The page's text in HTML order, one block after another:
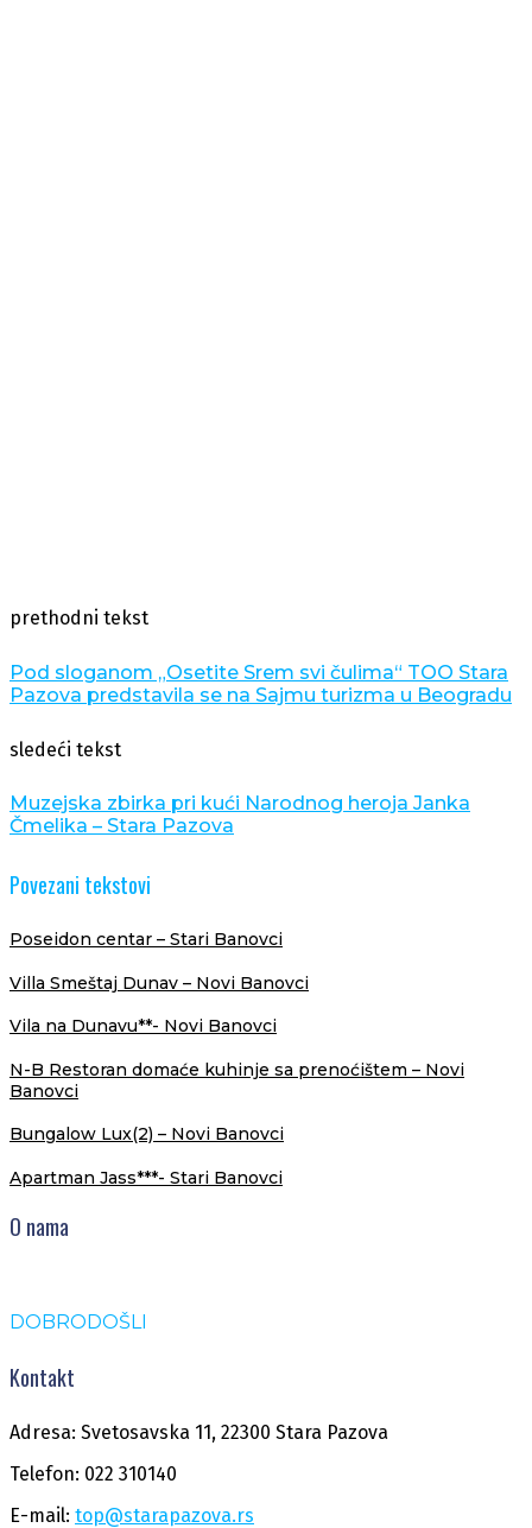
prethodni tekst
Pod sloganom „Osetite Srem svi čulima“ TOO Stara
Pazova predstavila se na Sajmu turizma u Beogradu
sledeći tekst
Muzejska zbirka pri kući Narodnog heroja Janka
Čmelika – Stara Pazova
Povezani tekstovi
Poseidon centar – Stari Banovci
Villa Smeštaj Dunav – Novi Banovci
Vila na Dunavu**- Novi Banovci
N-B Restoran domaće kuhinje sa prenoćištem – Novi
Banovci
Bungalow Lux(2) – Novi Banovci
Apartman Jass***- Stari Banovci
O nama
DOBRODOŠLI
Kontakt
Adresa: Svetosavska 11, 22300 Stara Pazova
Telefon: 022 310140
E-mail: top@starapazova.rs